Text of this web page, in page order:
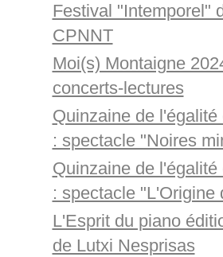
Festival "Intemporel"
CPNNT
Moi(s) Montaigne
concerts-lectures
Quinzaine de
: spectacle "Noires
Quinzaine de
: spectacle "L'Origine
L'Esprit du piano
de Lutxi Nesprisas